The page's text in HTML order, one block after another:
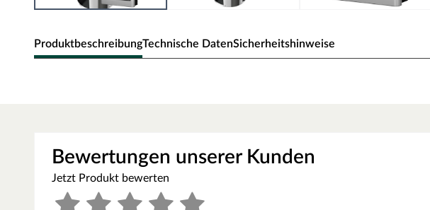
ProduktbeschreibungTechnische DatenSicherheitshinweise
Unkompliziertes Saunavergnügen
Dank der externen Steuerung können Sie die Ofenfunktion bequem von Außen regeln.
Hochwertiges Material
Bewertungen unserer Kunden
Jetzt Produkt bewerten